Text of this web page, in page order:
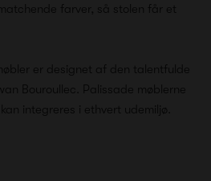
farver, så stolen får et
er designet af den talentfulde
Bouroullec. Palissade møblerne
integreres i ethvert udemiljø.